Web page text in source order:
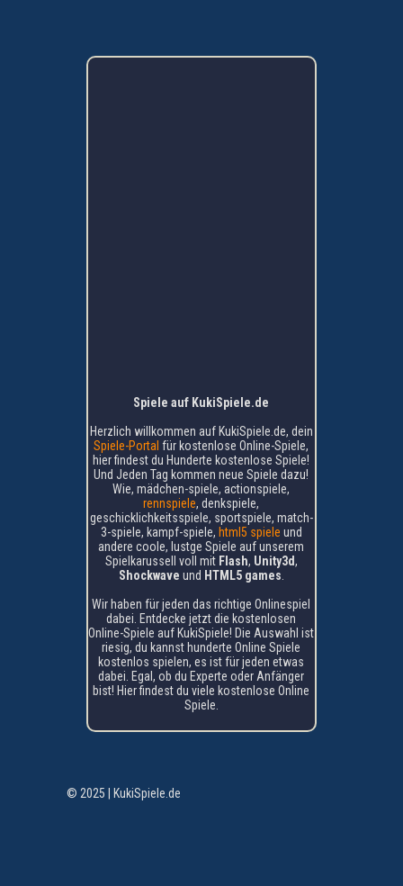
Spiele auf KukiSpiele.de
Herzlich willkommen auf KukiSpiele.de, dein
Spiele-Portal für kostenlose Online-Spiele,
hier findest du Hunderte kostenlose Spiele!
Und Jeden Tag kommen neue Spiele dazu!
Wie, mädchen-spiele, actionspiele,
rennspiele, denkspiele,
geschicklichkeitsspiele, sportspiele, match-
3-spiele, kampf-spiele, html5 spiele und
andere coole, lustge Spiele auf unserem
Spielkarussell voll mit Flash, Unity3d,
Shockwave und HTML5 games
Wir haben für jeden das richtige Onlinespiel
dabei. Entdecke jetzt die kostenlosen
Online-Spiele auf KukiSpiele! Die Auswahl ist
riesig, du kannst hunderte Online Spiele
kostenlos spielen, es ist für jeden etwas
dabei. Egal, ob du Experte oder Anfänger
bist! Hier findest du viele kostenlose Online
Spiele.
© 2025 | KukiSpiele.de